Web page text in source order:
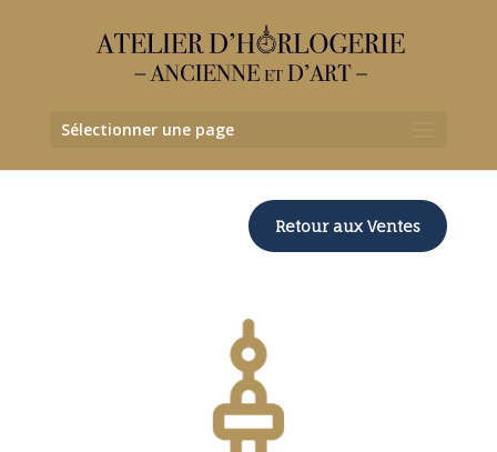
Sélectionner une page
Retour aux Ventes